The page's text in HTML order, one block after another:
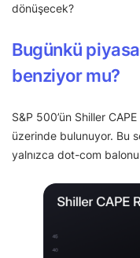
dönüşecek?
Bugünkü
benziyor mu?
S&P 500’ün Shiller
üzerinde bulunuyor. Bu
yalnızca dot-com